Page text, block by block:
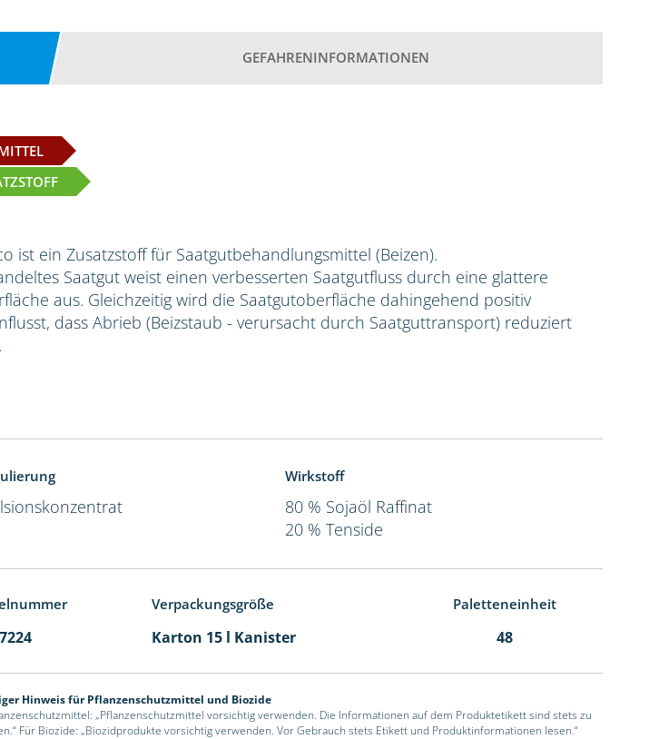
GEFAHRENINFORMATIONEN
ist ein Zusatzstoff für Saatgutbehandlungsmittel (Beizen).
Saatgut weist einen verbesserten Saatgutfluss durch eine glattere
aus. Gleichzeitig wird die Saatgutoberfläche dahingehend positiv
dass Abrieb (Beizstaub - verursacht durch Saatguttransport) reduziert
Wirkstoff
80 % Sojaöl Raffinat
20 % Tenside
Verpackungsgröße Paletteneinheit
Karton 15 l Kanister 48
Hinweis für Pflanzenschutzmittel und Biozide
„Pflanzenschutzmittel vorsichtig verwenden. Die Informationen auf dem Produktetikett sind stets zu
Für Biozide: „Biozidprodukte vorsichtig verwenden. Vor Gebrauch stets Etikett und Produktinformationen lesen.“